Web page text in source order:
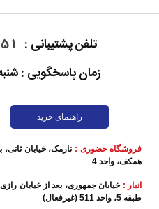
تلفن پشتیبانی :
زمان پاسخگویی : شنبه تا
راهنمای خرید
فروشگاه حضوری : نارمک، خیابان
همکف، واحد 4
انبار : خیابان جمهوری، بعد از خیابان
طبقه 5، واحد 511 (غیرفعال)